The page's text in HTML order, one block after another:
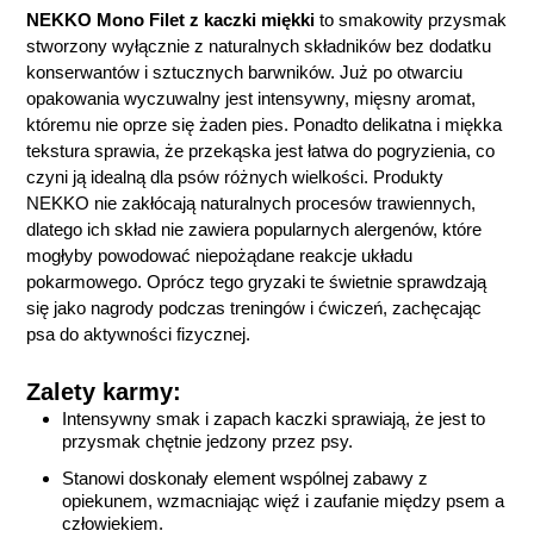
NEKKO Mono Filet z kaczki miękki to smakowity przysmak
stworzony wyłącznie z naturalnych składników bez dodatku
konserwantów i sztucznych barwników. Już po otwarciu
opakowania wyczuwalny jest intensywny, mięsny aromat,
któremu nie oprze się żaden pies. Ponadto delikatna i miękka
tekstura sprawia, że przekąska jest łatwa do pogryzienia, co
czyni ją idealną dla psów różnych wielkości. Produkty
NEKKO nie zakłócają naturalnych procesów trawiennych,
dlatego ich skład nie zawiera popularnych alergenów, które
mogłyby powodować niepożądane reakcje układu
pokarmowego. Oprócz tego gryzaki te świetnie sprawdzają
się jako nagrody podczas treningów i ćwiczeń, zachęcając
psa do aktywności fizycznej.
Zalety karmy:
Intensywny smak i zapach kaczki sprawiają, że jest to
przysmak chętnie jedzony przez psy.
Stanowi doskonały element wspólnej zabawy z
opiekunem, wzmacniając więź i zaufanie między psem a
człowiekiem.